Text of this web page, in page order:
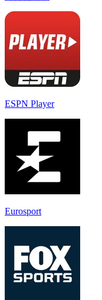
ESPN Player
Eurosport